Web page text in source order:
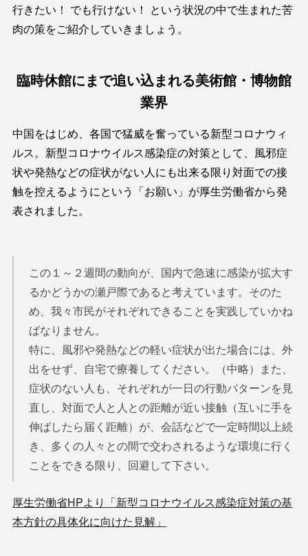
行きたい！ でも行けない！ という状況の中で生まれた苦
肉の策をご紹介していきましょう。
臨時休館にまで追い込まれる美術館・博物館
業界
中国をはじめ、各国で猛威を奮っている新型コロナウィ
ルス。新型コロナウイルス感染症の対策として、風邪症
状や発熱などの症状がない人にも出来る限り対面での接
触を控えるようにという「お願い」が厚生労働省から発
表されました。
この１～２週間の動向が、国内で急速に感染が拡大す
るかどうかの瀬戸際であると考えています。そのた
め、我々市民がそれぞれできることを実践していかね
ばなりません。
特に、風邪や発熱などの軽い症状が出た場合には、外
出をせず、自宅で療養してください。（中略）また、
症状のない人も、それぞれが一日の行動パターンを見
直し、対面で人と人との距離が近い接触（互いに手を
伸ばしたら届く距離）が、会話などで一定時間以上続
き、多くの人々との間で交わされるような環境に行く
ことをできる限り、回避して下さい。
厚生労働省HPより「新型コロナウイルス感染症対策の基
本方針の具体化に向けた見解」